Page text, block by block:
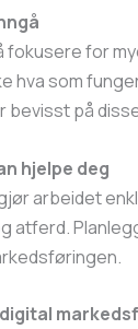
fokusere for
hva som
bevisst på
hjelpe deg
arbeidet
atferd.